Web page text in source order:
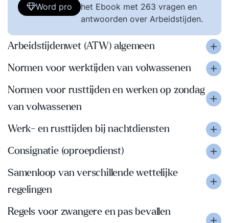
Word pro
het Ebook met 263 vragen en
antwoorden over Arbeidstijden.
Arbeidstijdenwet (ATW) algemeen
Normen voor werktijden van volwassenen
Normen voor rusttijden en werken op zondag
van volwassenen
Werk- en rusttijden bij nachtdiensten
Consignatie (oproepdienst)
Samenloop van verschillende wettelijke
regelingen
Regels voor zwangere en pas bevallen